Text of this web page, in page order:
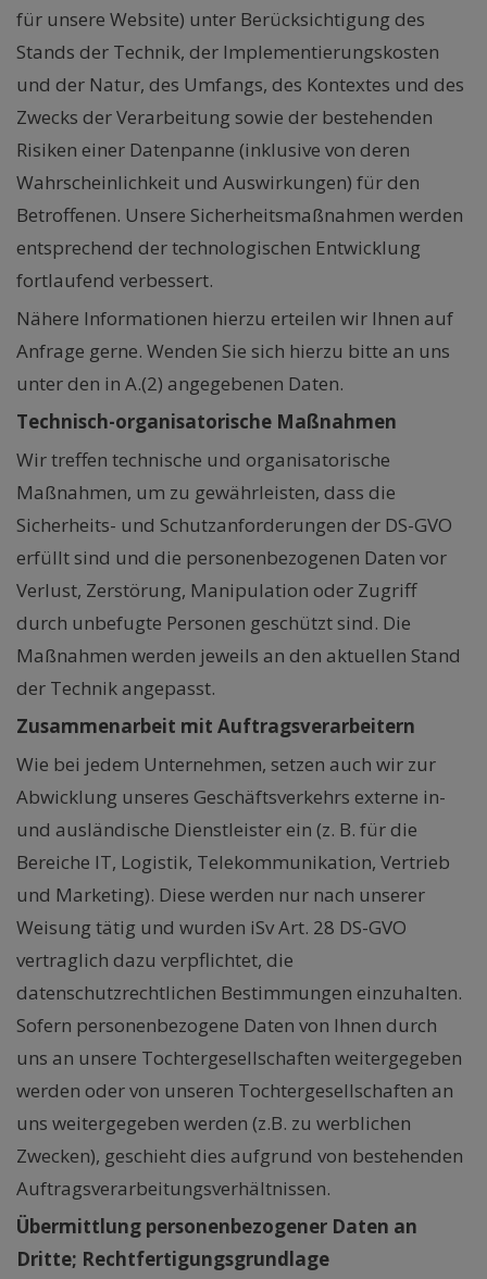
für unsere Website) unter Berücksichtigung des
Stands der Technik, der Implementierungskosten
und der Natur, des Umfangs, des Kontextes und des
Zwecks der Verarbeitung sowie der bestehenden
Risiken einer Datenpanne (inklusive von deren
Wahrscheinlichkeit und Auswirkungen) für den
Betroffenen. Unsere Sicherheitsmaßnahmen werden
entsprechend der technologischen Entwicklung
fortlaufend verbessert.
Nähere Informationen hierzu erteilen wir Ihnen auf
Anfrage gerne. Wenden Sie sich hierzu bitte an uns
unter den in A.(2) angegebenen Daten.
Technisch-organisatorische Maßnahmen
Wir treffen technische und organisatorische
Maßnahmen, um zu gewährleisten, dass die
Sicherheits- und Schutzanforderungen der DS-GVO
erfüllt sind und die personenbezogenen Daten vor
Verlust, Zerstörung, Manipulation oder Zugriff
durch unbefugte Personen geschützt sind. Die
Maßnahmen werden jeweils an den aktuellen Stand
der Technik angepasst.
Zusammenarbeit mit Auftragsverarbeitern
Wie bei jedem Unternehmen, setzen auch wir zur
Abwicklung unseres Geschäftsverkehrs externe in-
und ausländische Dienstleister ein (z. B. für die
Bereiche IT, Logistik, Telekommunikation, Vertrieb
und Marketing). Diese werden nur nach unserer
Weisung tätig und wurden iSv Art. 28 DS-GVO
vertraglich dazu verpflichtet, die
datenschutzrechtlichen Bestimmungen einzuhalten.
Sofern personenbezogene Daten von Ihnen durch
uns an unsere Tochtergesellschaften weitergegeben
werden oder von unseren Tochtergesellschaften an
uns weitergegeben werden (z.B. zu werblichen
Zwecken), geschieht dies aufgrund von bestehenden
Auftragsverarbeitungsverhältnissen.
Übermittlung personenbezogener Daten an
Dritte; Rechtfertigungsgrundlage